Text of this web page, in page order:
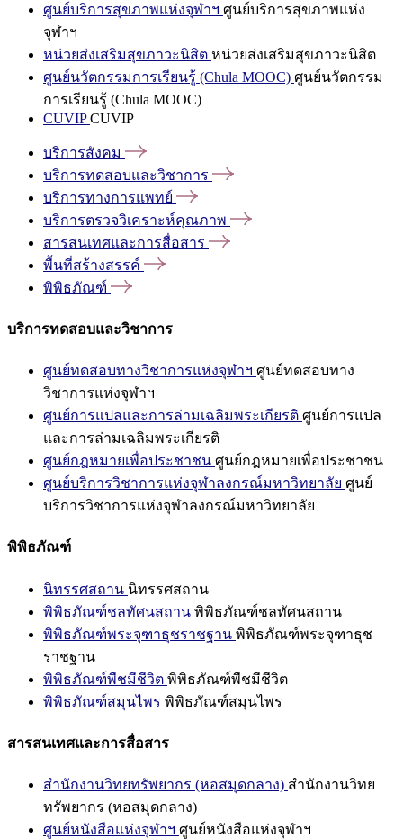
ศูนย์บริการสุขภาพแห่งจุฬาฯ ศูนย์บริการสุขภาพแห่ง
จุฬาฯ
หน่วยส่งเสริมสุขภาวะนิสิต หน่วยส่งเสริมสุขภาวะนิสิต
ศูนย์นวัตกรรมการเรียนรู้ (Chula MOOC) ศูนย์นวัตกรรม
การเรียนรู้ (Chula MOOC)
CUVIPCUVIP
บริการสังคม
บริการทดสอบและวิชาการ
บริการทางการแพทย์
บริการตรวจวิเคราะห์คุณภาพ
สารสนเทศและการสื่อสาร
พื้นที่สร้างสรรค์
พิพิธภัณฑ์
บริการทดสอบและวิชาการ
ศูนย์ทดสอบทางวิชาการแห่งจุฬาฯ ศูนย์ทดสอบทาง
วิชาการแห่งจุฬาฯ
ศูนย์การแปลและการล่ามเฉลิมพระเกียรติ ศูนย์การแปล
และการล่ามเฉลิมพระเกียรติ
ศูนย์กฎหมายเพื่อประชาชน ศูนย์กฎหมายเพื่อประชาชน
ศูนย์บริการวิชาการแห่งจุฬาลงกรณ์มหาวิทยาลัย ศูนย์
บริการวิชาการแห่งจุฬาลงกรณ์มหาวิทยาลัย
พิพิธภัณฑ์
นิทรรศสถาน นิทรรศสถาน
พิพิธภัณฑ์ชลทัศนสถาน พิพิธภัณฑ์ชลทัศนสถาน
พิพิธภัณฑ์พระจุฑาธุชราชฐาน พิพิธภัณฑ์พระจุฑาธุช
ราชฐาน
พิพิธภัณฑ์พืชมีชีวิต พิพิธภัณฑ์พืชมีชีวิต
พิพิธภัณฑ์สมุนไพร พิพิธภัณฑ์สมุนไพร
สารสนเทศและการสื่อสาร
สำนักงานวิทยทรัพยากร (หอสมุดกลาง) สำนักงานวิทย
ทรัพยากร (หอสมุดกลาง)
ศูนย์หนังสือแห่งจุฬาฯ ศูนย์หนังสือแห่งจุฬาฯ